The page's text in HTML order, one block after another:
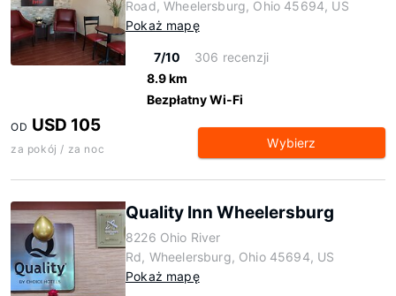
Road, Wheelersburg, Ohio 45694, US
Pokaż mapę
7/10
306 recenzji
8.9 km
Bezpłatny Wi-Fi
OD USD 105
za pokój / za noc Wybierz
Quality Inn Wheelersburg
8226 Ohio River
Rd, Wheelersburg, Ohio 45694, US
Pokaż mapę